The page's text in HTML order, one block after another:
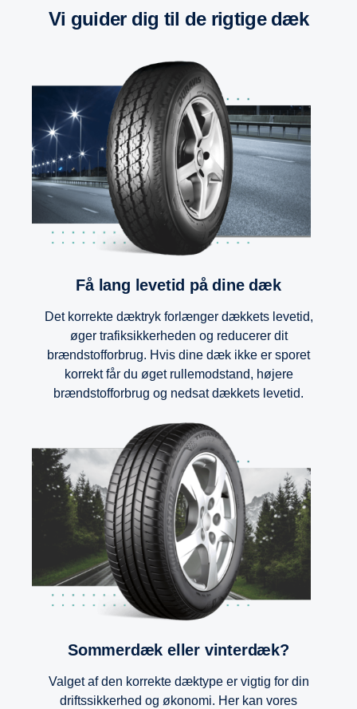
Vi guider dig til de rigtige dæk
Få lang levetid på dine dæk
Det korrekte dæktryk forlænger dækkets levetid,
øger trafiksikkerheden og reducerer dit
brændstofforbrug. Hvis dine dæk ikke er sporet
korrekt får du øget rullemodstand, højere
brændstofforbrug og nedsat dækkets levetid.
Sommerdæk eller vinterdæk?
Valget af den korrekte dæktype er vigtig for din
driftssikkerhed og økonomi. Her kan vores